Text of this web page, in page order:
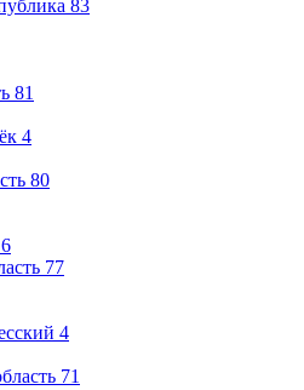
83
81
4
80
6
77
4
71